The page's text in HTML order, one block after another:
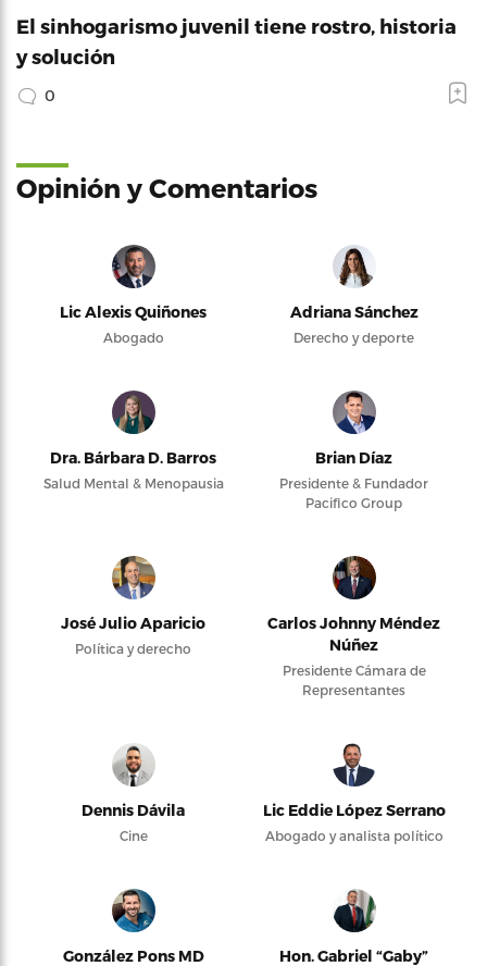
El sinhogarismo juvenil tiene rostro, historia
y solución
0
Opinión y Comentarios
Lic Alexis Quiñones
Abogado
Adriana Sánchez
Derecho y deporte
Dra. Bárbara D. Barros
Salud Mental & Menopausia
Brian Díaz
Presidente & Fundador
Pacifico Group
José Julio Aparicio
Política y derecho
Carlos Johnny Méndez
Núñez
Presidente Cámara de
Representantes
Dennis Dávila
Cine
Lic Eddie López Serrano
Abogado y analista político
González Pons MD
Hon. Gabriel “Gaby”